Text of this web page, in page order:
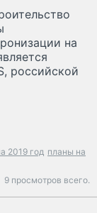
на
российской
2019 год планы на
9 просмотров всего.